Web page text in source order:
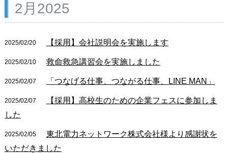
2月2025
2025/02/20 【採用】会社説明会を実施します
2025/02/10 救命救急講習会を実施しました
2025/02/07 「つなげる仕事、つながる仕事、LINE MAN」
2025/02/07
【採用】高校生のための企業フェスに参加しま
した
2025/02/05
東北電力ネットワーク株式会社様より感謝状を
いただきました